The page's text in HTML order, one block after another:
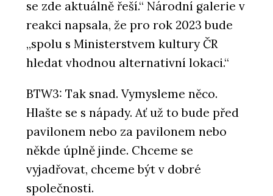
se zde aktuálně řeší.“ Národní galerie v
reakci napsala, že pro rok 2023 bude
„spolu s Ministerstvem kultury ČR
hledat vhodnou alternativní lokaci.“
BTW3: Tak snad. Vymysleme něco.
Hlašte se s nápady. Ať už to bude před
pavilonem nebo za pavilonem nebo
někde úplně jinde. Chceme se
vyjadřovat, chceme být v dobré
společnosti.